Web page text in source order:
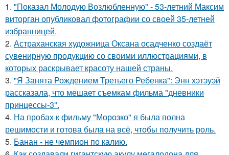
1. "Показал Молодую Возлюбленную" - 53-летний Максим
виторган опубликовал фотографии со своей 35-летней
избранницей.
2. Астраханская художница Оксана осадченко создаёт
сувенирную продукцию со своими иллюстрациями, в
которых раскрывает красоту нашей страны.
3. "Я Занята Рождением Третьего Ребенка": Энн хэтэуэй
рассказала, что мешает съемкам фильма "дневники
принцессы-3".
4. На пробах к фильму "Морозко" я была полна
решимости и готова была на всё, чтобы получить роль.
5. Банан - не чемпион по калию.